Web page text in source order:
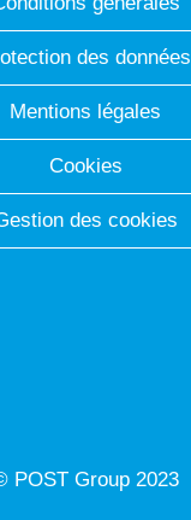
des données
Mentions légales
Cookies
des cookies
POST Group 2023